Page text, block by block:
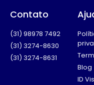
Contato
(31) 98978 7492
(31) 3274-8630
(31) 3274-8631
Blog
ID